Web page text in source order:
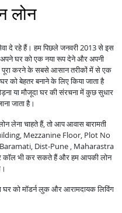
लोन
दे रहे हैं। हम पिछले जनवरी 2013 से इस
अपने घर को एक नया रूप देने और अपनी
करने के सबसे आसान तरीकों में से एक
को बेहतर बनाने के लिए किया जाता है
या मौजूदा घर की संरचना में कुछ सुधार
जाता है।
लेना चाहते हैं, तो आप आवास बारामती
Mezzanine Floor, Plot No
Dist-Pune , Maharastra
कॉल भी कर सकते हैं और हम आपकी लोन
को मॉडर्न लुक और आरामदायक लिविंग